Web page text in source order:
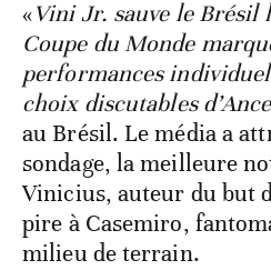
«Vini Jr. sauve le Brésil
Coupe du Monde
performances
choix discutables
au Brésil. Le média a
sondage, la meilleure
Vinicius, auteur du but
pire à Casemiro,
milieu de terrain.